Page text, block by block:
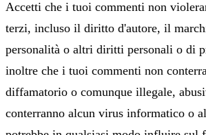
Accetti che i tuoi commenti non
terzi, incluso il diritto d'autore, il
personalità o altri diritti personali o di
inoltre che i tuoi commenti non
diffamatorio o comunque illegale,
conterranno alcun virus informatico o